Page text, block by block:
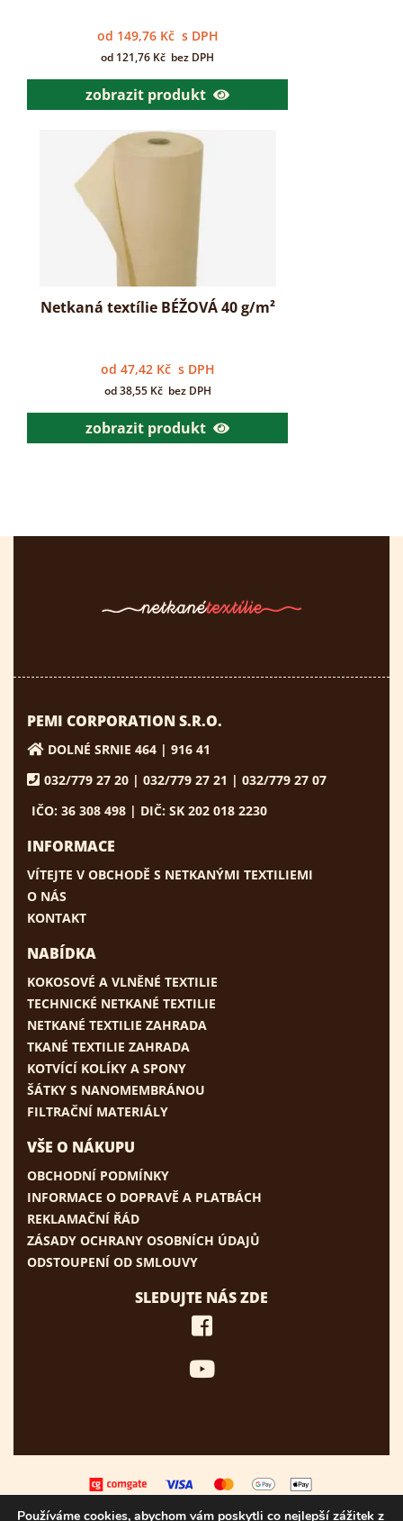
od 149,76 Kč s DPH
od 121,76 Kč bez DPH
zobrazit produkt
Netkaná textílie BÉŽOVÁ 40 g/m²
od 47,42 Kč s DPH
od38,55 Kč bez DPH
zobrazit produkt
PEMI CORPORATION S.R.O.
DOLNÉ SRNIE 464 | 916 41
032/779 27 20 | 032/779 27 21 | 032/779 27 07
IČO: 36 308 498 | DIČ: SK 202 018 2230
INFORMACE
VÍTEJTE V OBCHODĚ S NETKANÝMI TEXTILIEMI
O NÁS
KONTAKT
NABÍDKA
KOKOSOVÉ A VLNĚNÉ TEXTILIE
TECHNICKÉ NETKANÉ TEXTILIE
NETKANÉ TEXTILIE ZAHRADA
TKANÉ TEXTILIE ZAHRADA
KOTVÍCÍ KOLÍKY A SPONY
ŠÁTKY S NANOMEMBRÁNOU
FILTRAČNÍ MATERIÁLY
VŠE O NÁKUPU
OBCHODNÍ PODMÍNKY
INFORMACE O DOPRAVĚ A PLATBÁCH
REKLAMAČNÍ ŘÁD
ZÁSADY OCHRANY OSOBNÍCH ÚDAJŮ
ODSTOUPENÍ OD SMLOUVY
SLEDUJTE NÁS ZDE
Používáme cookies, abychom vám poskytli co nejlepší zážitek z